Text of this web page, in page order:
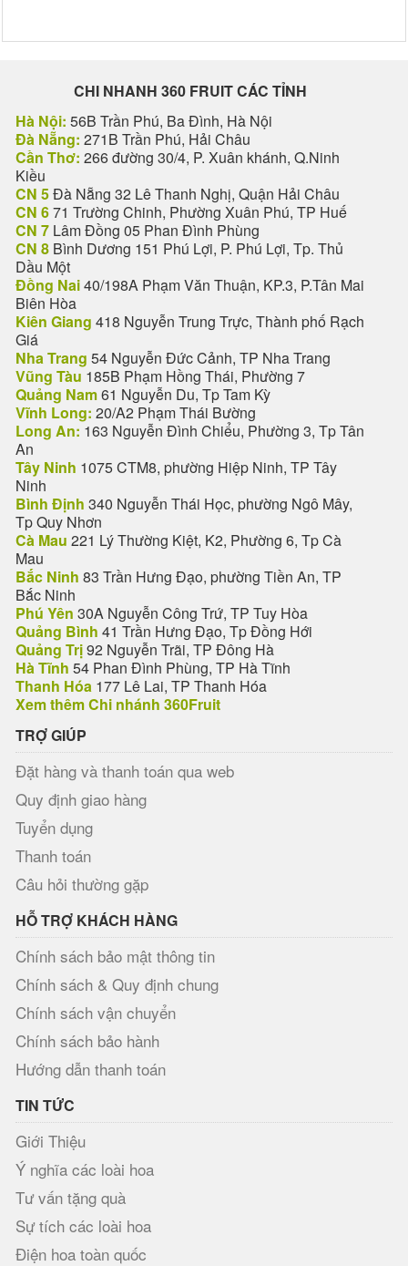
CHI NHANH 360 FRUIT CÁC TỈNH
Hà Nội: 56B Trần Phú, Ba Đình, Hà Nội
Đà Nẵng: 271B Trần Phú, Hải Châu
Cần Thơ: 266 đường 30/4, P. Xuân khánh, Q.Ninh
Kiều
CN 5Đà Nẵng 32 Lê Thanh Nghị, Quận Hải Châu
CN 671 Trường Chinh, Phường Xuân Phú, TP Huế
CN 7 Lâm Đồng 05 Phan Đình Phùng
CN 8 Bình Dương 151 Phú Lợi, P. Phú Lợi, Tp. Thủ
Dầu Một
Đồng Nai40/198A Phạm Văn Thuận, KP.3, P.Tân Mai
Biên Hòa
Kiên Giang 418 Nguyễn Trung Trực, Thành phố Rạch
Giá
Nha Trang 54 Nguyễn Đức Cảnh, TP Nha Trang
Vũng Tàu 185B Phạm Hồng Thái, Phường 7
Quảng Nam61 Nguyễn Du, Tp Tam Kỳ
Vĩnh Long: 20/A2 Phạm Thái Bường
Long An: 163 Nguyễn Đình Chiểu, Phường 3, Tp Tân
An
Tây Ninh 1075 CTM8, phường Hiệp Ninh, TP Tây
Ninh
Bình Định 340 Nguyễn Thái Học, phường Ngô Mây,
Tp Quy Nhơn
Cà Mau 221 Lý Thường Kiệt, K2, Phường 6, Tp Cà
Mau
Bắc Ninh 83 Trần Hưng Đạo, phường Tiền An, TP
Bắc Ninh
Phú Yên 30A Nguyễn Công Trứ, TP Tuy Hòa
Quảng Bình 41 Trần Hưng Đạo, Tp Đồng Hới
Quảng Trị92 Nguyễn Trãi, TP Đông Hà
Hà Tĩnh 54 Phan Đình Phùng, TP Hà Tĩnh
Thanh Hóa 177 Lê Lai, TP Thanh Hóa
Xem thêm Chi nhánh 360Fruit
TRỢ GIÚP
Đặt hàng và thanh toán qua web
Quy định giao hàng
Tuyển dụng
Thanh toán
Câu hỏi thường gặp
HỖ TRỢ KHÁCH HÀNG
Chính sách bảo mật thông tin
Chính sách & Quy định chung
Chính sách vận chuyển
Chính sách bảo hành
Hướng dẫn thanh toán
TIN TỨC
Giới Thiệu
Ý nghĩa các loài hoa
Tư vấn tặng quà
Sự tích các loài hoa
Điện hoa toàn quốc